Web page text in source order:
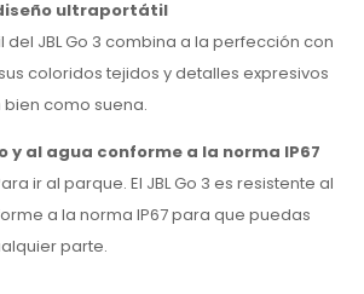
ultraportátil
del JBL Go 3 combina a la perfección con
coloridos tejidos y detalles expresivos
como suena.
y al agua conforme a la norma IP67
ir al parque. El JBL Go 3 es resistente al
a la norma IP67 para que puedas
parte.